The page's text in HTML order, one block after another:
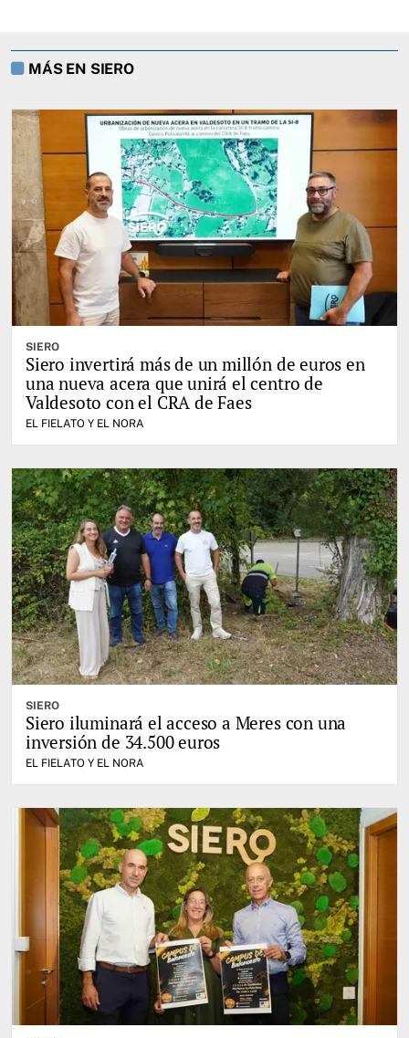
MÁS EN SIERO
SIERO
Siero invertirá más de un millón de euros en
una nueva acera que unirá el centro de
Valdesoto con el CRA de Faes
EL FIELATO Y EL NORA
SIERO
Siero iluminará el acceso a Meres con una
inversión de 34.500 euros
EL FIELATO Y EL NORA